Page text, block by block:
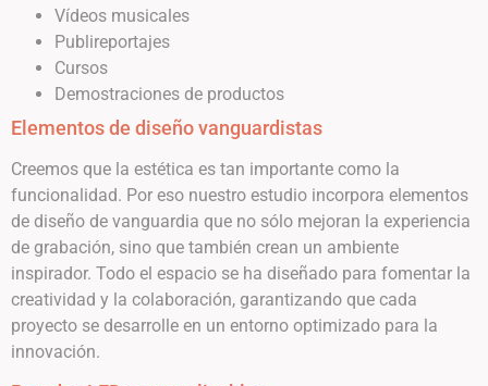
Vídeos musicales
Publireportajes
Cursos
Demostraciones de productos
Elementos de diseño vanguardistas
Creemos que la estética es tan importante como la
funcionalidad. Por eso nuestro estudio incorpora elementos
de diseño de vanguardia que no sólo mejoran la experiencia
de grabación, sino que también crean un ambiente
inspirador. Todo el espacio se ha diseñado para fomentar la
creatividad y la colaboración, garantizando que cada
proyecto se desarrolle en un entorno optimizado para la
innovación.